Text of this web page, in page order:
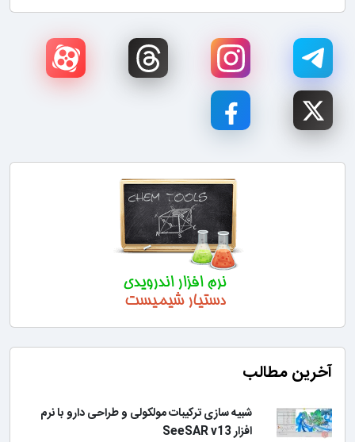
آخرین مطالب
شبیه سازی ترکیبات مولکولی و طراحی دارو با نرم
افزار SeeSAR v13